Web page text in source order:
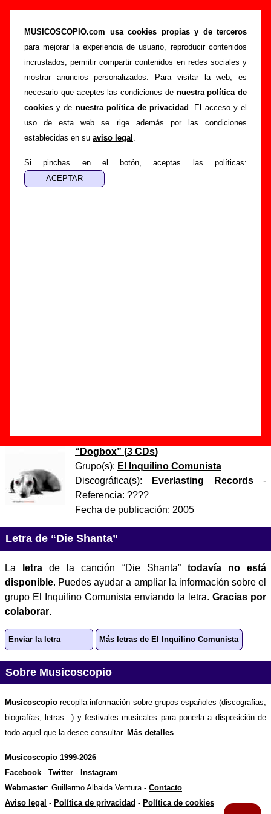
MUSICOSCOPIO.com usa cookies propias y de terceros
para mejorar la experiencia de usuario, reproducir contenidos
incrustados, permitir compartir contenidos en redes sociales y
mostrar anuncios personalizados. Para visitar la web, es
necesario que aceptes las condiciones de nuestra política de
cookies y de nuestra política de privacidad . El acceso y el
uso de esta web se rige además por las condiciones
establecidas en su aviso legal .
Si pinchas en el botón, aceptas las políticas:
“Die Shanta”, canción de El Inquilino
Comunista (Letra e información)
Portada >El Inquilino Comunista >Canciones >Die Shanta
Esta página pretende recopilar todo tipo de información
sobre lacanción "Die Shanta" interpretada porEl Inquilino
Comunista . Además de su letra, también aparecerá
información sobre el autor o los autores, sobre los discos en
los que está incluido este tema, sobre la grabación del
encuentras errores o tienes información adicional, puedes
ayudar a
completar esta información
“ Dogbox” (3 CDs)
Grupo(s): El Inquilino Comunista
Discográfica(s):
Everlasting Records-
Referencia: ????
Fecha de publicación: 2005
Letra de “Die Shanta”
La letra de la canción “Die Shanta” todavía no está
disponible. Puedes ayudar a ampliar la información sobre el
grupo El Inquilino Comunista enviando la letra. Gracias por
colaborar.
Enviar la letra Más letras de El Inquilino Comunista
Sobre Musicoscopio
Musicoscopio recopila información sobre grupos españoles (discografias,
biografías, letras...) y festivales musicales para ponerla a disposición de
todo aquel que la desee consultar. Más detalles
Musicoscopio 1999-2026
Facebook - Twitter - Instagram
Webmaster: Guillermo Albaida Ventura - Contacto
Aviso legal - Política de privacidad - Política de cookies